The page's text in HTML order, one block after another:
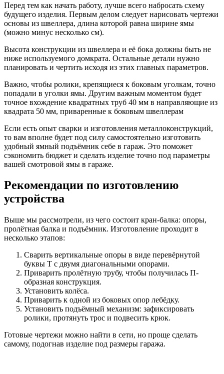
Перед тем как начать работу, лучше всего набросать схему
будущего изделия. Первым делом следует нарисовать чертежи
основы из швеллера, длина которой равна ширине ямы
(можно минус несколько см).
Высота конструкции из швеллера и её бока должны быть не
ниже используемого домкрата. Остальные детали нужно
планировать и чертить исходя из этих главных параметров.
Важно, чтобы ролики, крепящиеся к боковым уголкам, точно
попадали в уголки ямы. Другим важным моментом будет
точное вхождение квадратных труб 40 мм в направляющие из
квадрата 50 мм, приваренные к боковым швеллерам
Если есть опыт сварки и изготовления металлоконструкций,
то вам вполне будет под силу самостоятельно изготовить
удобный ямный подъёмник себе в гараж. Это поможет
сэкономить бюджет и сделать изделие точно под параметры
вашей смотровой ямы в гараже.
Рекомендации по изготовлению
устройства
Выше мы рассмотрели, из чего состоит кран-балка: опоры,
пролётная балка и подъёмник. Изготовление проходит в
несколько этапов:
Сварить вертикальные опоры в виде перевёрнутой
буквы Т с двумя диагональными опорами.
Приварить пролётную трубу, чтобы получилась П-
образная конструкция.
Установить колёса.
Приварить к одной из боковых опор лебёдку.
Установить подъёмный механизм: зафиксировать
ролики, протянуть трос и подвесить крюк.
Готовые чертежи можно найти в сети, но проще сделать
самому, подогнав изделие под размеры гаража.